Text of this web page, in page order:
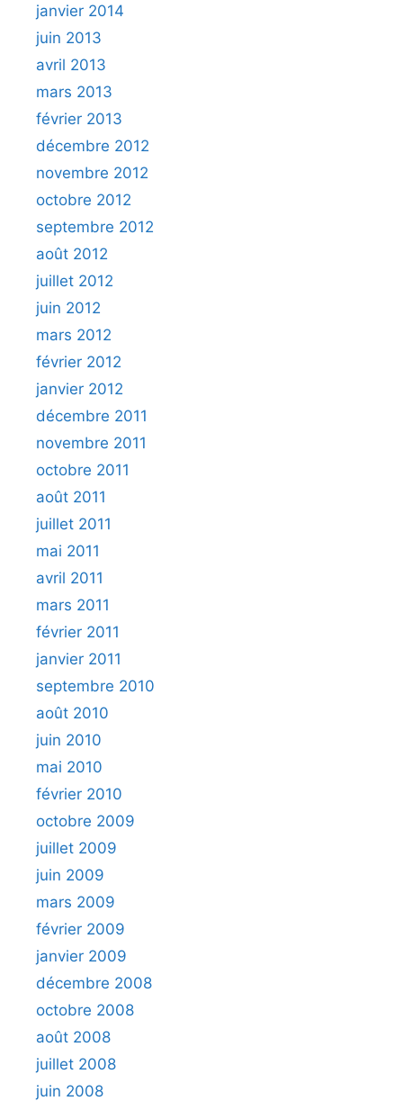
janvier 2014
juin 2013
avril 2013
mars 2013
février 2013
décembre 2012
novembre 2012
octobre 2012
septembre 2012
août 2012
juillet 2012
juin 2012
mars 2012
février 2012
janvier 2012
décembre 2011
novembre 2011
octobre 2011
août 2011
juillet 2011
mai 2011
avril 2011
mars 2011
février 2011
janvier 2011
septembre 2010
août 2010
juin 2010
mai 2010
février 2010
octobre 2009
juillet 2009
juin 2009
mars 2009
février 2009
janvier 2009
décembre 2008
octobre 2008
août 2008
juillet 2008
juin 2008